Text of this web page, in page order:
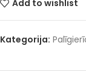
Add to wishlist
Kategorija: